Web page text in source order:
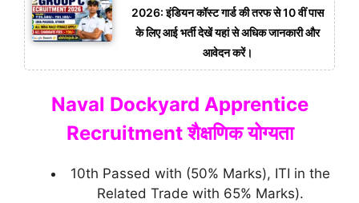
2026: इंडियन कॉस्ट गार्ड की तरफ से 10 वीं पास
के लिए आई भर्ती देखें यहां से अधिक जानकारी और
आवेदन करें।
Naval Dockyard Apprentice
Recruitment शैक्षणिक योग्यता
10th Passed with (50% Marks), ITI in the
Related Trade with 65% Marks).